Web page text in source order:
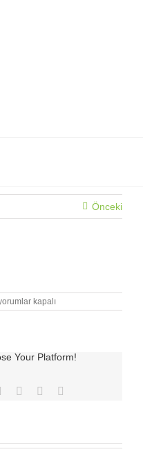
Önceki
kapalı
Your Platform!
TumblrPinterest